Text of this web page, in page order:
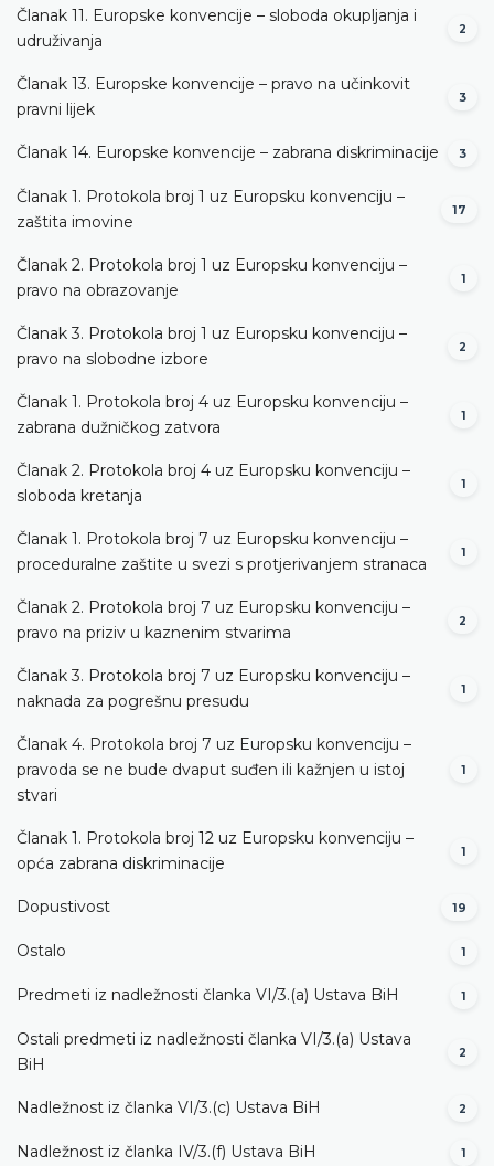
Članak 11. Europske konvencije – sloboda okupljanja i
udruživanja
2
Članak 13. Europske konvencije – pravo na učinkovit
pravni lijek
3
Članak 14. Europske konvencije – zabrana diskriminacije 3
Članak 1. Protokola broj 1 uz Europsku konvenciju –
zaštita imovine
17
Članak 2. Protokola broj 1 uz Europsku konvenciju –
pravo na obrazovanje
1
Članak 3. Protokola broj 1 uz Europsku konvenciju –
pravo na slobodne izbore
2
Članak 1. Protokola broj 4 uz Europsku konvenciju –
zabrana dužničkog zatvora
1
Članak 2. Protokola broj 4 uz Europsku konvenciju –
sloboda kretanja
1
Članak 1. Protokola broj 7 uz Europsku konvenciju –
proceduralne zaštite u svezi s protjerivanjem stranaca
1
Članak 2. Protokola broj 7 uz Europsku konvenciju –
pravo na priziv u kaznenim stvarima
2
Članak 3. Protokola broj 7 uz Europsku konvenciju –
naknada za pogrešnu presudu
1
Članak 4. Protokola broj 7 uz Europsku konvenciju –
pravoda se ne bude dvaput suđen ili kažnjen u istoj
stvari
1
Članak 1. Protokola broj 12 uz Europsku konvenciju –
opća zabrana diskriminacije
1
Dopustivost 19
Ostalo 1
Predmeti iz nadležnosti članka VI/3.(a) Ustava BiH 1
Ostali predmeti iz nadležnosti članka VI/3.(a) Ustava
BiH
2
Nadležnost iz članka VI/3.(c) Ustava BiH 2
Nadležnost iz članka IV/3.(f) Ustava BiH 1